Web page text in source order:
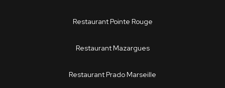
Restaurant Pointe Rouge
Restaurant Mazargues
Restaurant Prado Marseille